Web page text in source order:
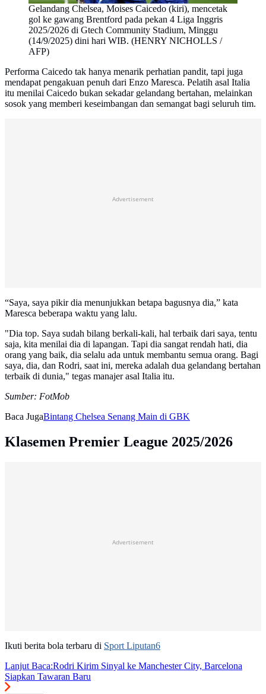
Gelandang Chelsea, Moises Caicedo (kiri), mencetak
gol ke gawang Brentford pada pekan 4 Liga Inggris
2025/2026 di Gtech Community Stadium, Minggu
(14/9/2025) dini hari WIB. (HENRY NICHOLLS /
AFP)
Performa Caicedo tak hanya menarik perhatian pandit, tapi juga
mendapat pengakuan penuh dari Enzo Maresca. Pelatih asal Italia
itu menilai Caicedo bukan sekadar gelandang bertahan, melainkan
sosok yang memberi keseimbangan dan semangat bagi seluruh tim.
Advertisement
“Saya, saya pikir dia menunjukkan betapa bagusnya dia,” kata
Maresca beberapa waktu yang lalu.
"Dia top. Saya sudah bilang berkali-kali, hal terbaik dari saya, tentu
saja, kita menilai dia di lapangan. Tapi dia sangat rendah hati, dia
orang yang baik, dia selalu ada untuk membantu semua orang. Bagi
saya, dia, dan Rodri, saat ini, mereka adalah dua gelandang bertahan
terbaik di dunia," tegas manajer asal Italia itu.
Sumber: FotMob
Baca JugaBintang Chelsea Senang Main di GBK
Klasemen Premier League 2025/2026
Advertisement
Ikuti berita bola terbaru di Sport Liputan6
Lanjut Baca:Rodri Kirim Sinyal ke Manchester City, Barcelona
Siapkan Tawaran Baru